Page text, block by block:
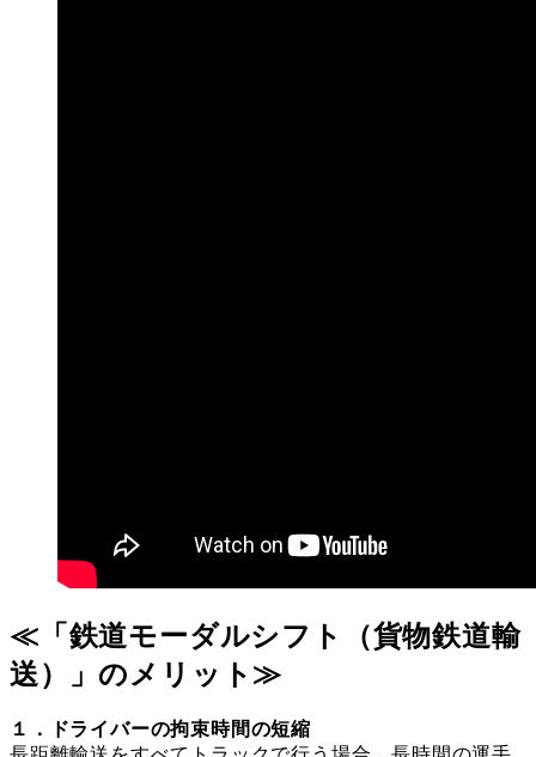
≪「鉄道モーダルシフト（貨物鉄道輸
送）」のメリット≫
１．ドライバーの拘束時間の短縮